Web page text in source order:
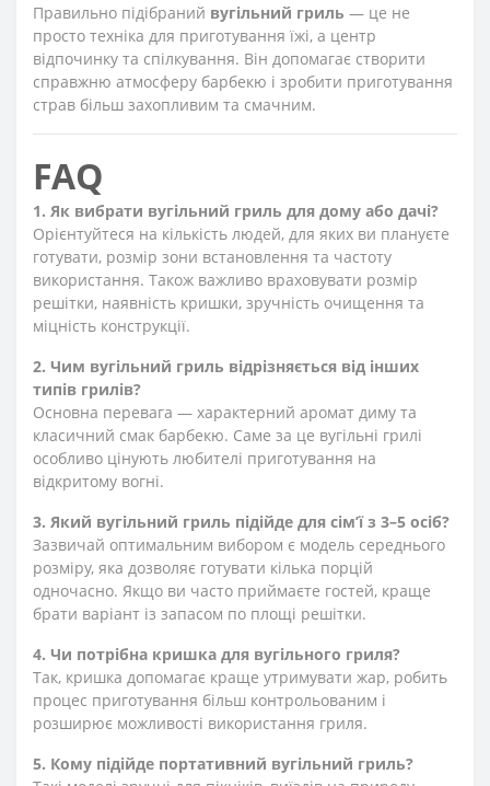
Правильно підібраний вугільний гриль — це не
просто техніка для приготування їжі, а центр
відпочинку та спілкування. Він допомагає створити
справжню атмосферу барбекю і зробити приготування
страв більш захопливим та смачним.
FAQ
1. Як вибрати вугільний гриль для дому або дачі?
Орієнтуйтеся на кількість людей, для яких ви плануєте
готувати, розмір зони встановлення та частоту
використання. Також важливо враховувати розмір
решітки, наявність кришки, зручність очищення та
міцність конструкції.
2. Чим вугільний гриль відрізняється від інших
типів грилів?
Основна перевага — характерний аромат диму та
класичний смак барбекю. Саме за це вугільні грилі
особливо цінують любителі приготування на
відкритому вогні.
3. Який вугільний гриль підійде для сім’ї з 3–5 осіб?
Зазвичай оптимальним вибором є модель середнього
розміру, яка дозволяє готувати кілька порцій
одночасно. Якщо ви часто приймаєте гостей, краще
брати варіант із запасом по площі решітки.
4. Чи потрібна кришка для вугільного гриля?
Так, кришка допомагає краще утримувати жар, робить
процес приготування більш контрольованим і
розширює можливості використання гриля.
5. Кому підійде портативний вугільний гриль?